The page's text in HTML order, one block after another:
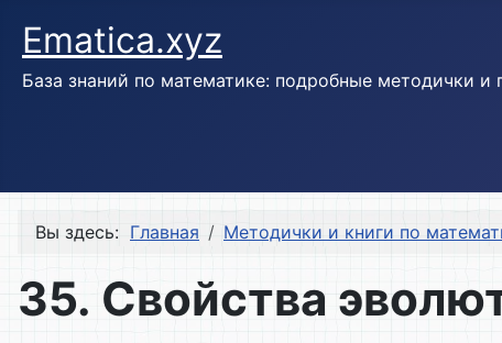
Ematica.xyz
База знаний по математике: подробные методички
Вы здесь: Главная Методички и книги по
35. Свойства